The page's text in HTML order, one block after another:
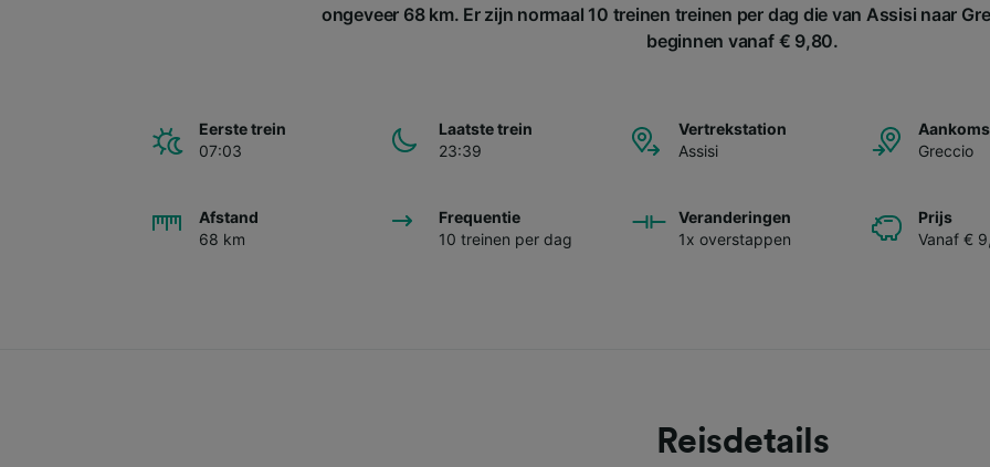
ongeveer 68 km. Er zijn normaal 10 treinen treinen per dag die van Assisi naar
beginnen vanaf € 9,80.
Eerste trein
07:03
Laatste trein
23:39
Vertrekstation
Assisi
Greccio
Afstand
68 km
Frequentie
10 treinen per dag
Veranderingen
1x overstappen
Prijs
Vanaf €
Reisdetails